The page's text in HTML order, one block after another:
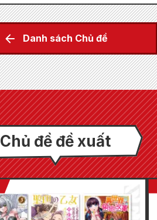
Danh sách Chủ đề
Chủ đề đề xuất